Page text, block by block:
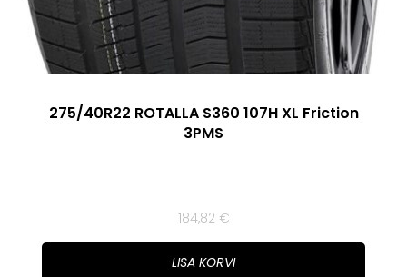
275/40R22 ROTALLA S360 107H XL Friction
3PMS
184,82 €
LISA KORVI